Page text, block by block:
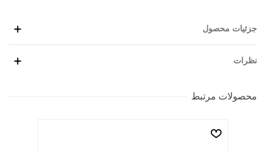
جزئیات محصول
نظرات
محصولات مرتبط